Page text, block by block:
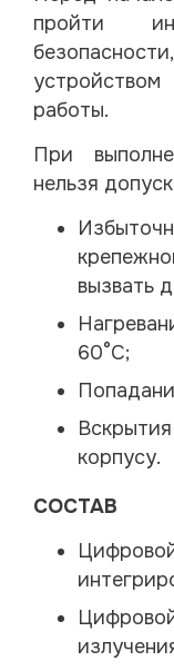
пройти
работы.
При
нельзя
вызвать
60°С;
корпусу.
СОСТАВ